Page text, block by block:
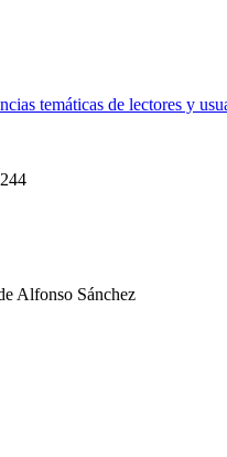
temáticas de lectores y
Alfonso Sánchez